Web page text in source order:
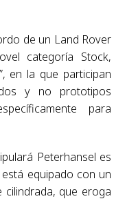
de un Land Rover
categoría Stock,
en la que participan
y no prototipos
para
Peterhansel es
equipado con un
que eroga